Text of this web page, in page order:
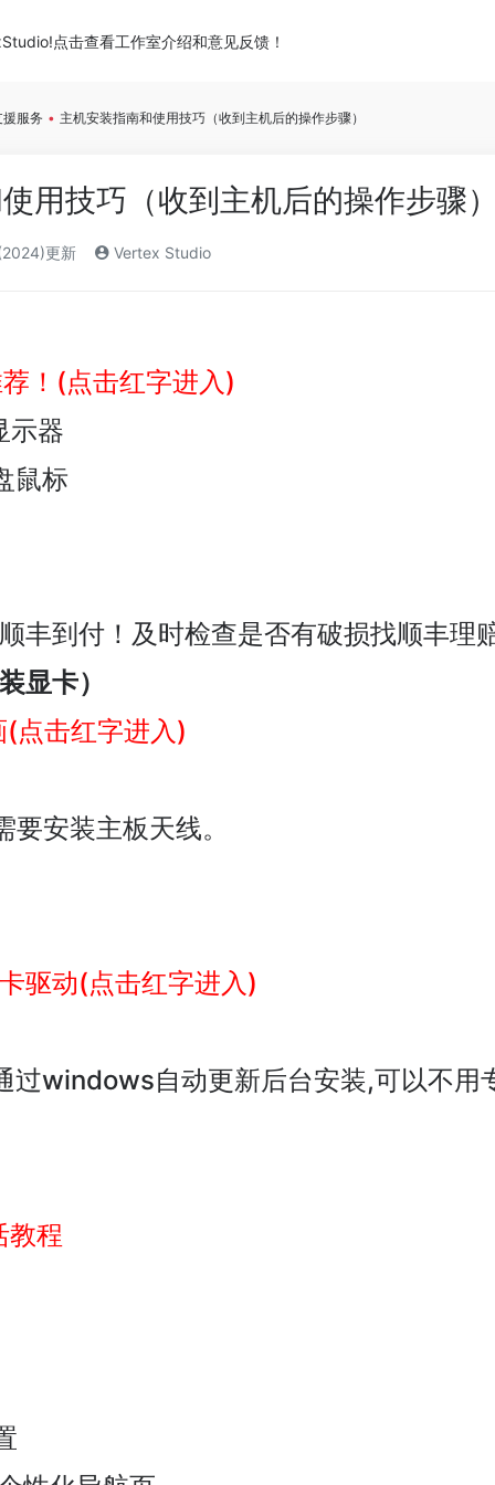
点击查看工作室介绍和意见反馈！
服务 • 主机安装指南和使用技巧（收到主机后的操作步骤）
用技巧（收到主机后的操作步骤
更新 Vertex Studio
！(点击红字进入)
示器
鼠标
丰到付！及时检查是否有破损找顺丰理
显卡）
点击红字进入)
安装主板天线。
驱动(点击红字进入)
过windows自动更新后台安装,可以不用
教程